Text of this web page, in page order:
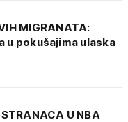
MIGRANATA:
u pokušajima ulaska
U NBA